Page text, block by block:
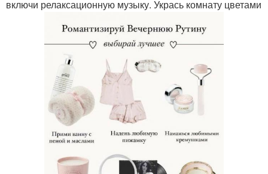
включи релаксационную музыку. Укрась комнату цветами